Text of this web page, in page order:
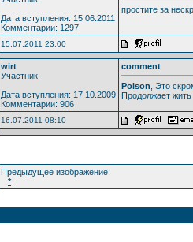
Дата вступления: 15.06.2011
Комментарии: 1297
простите за
15.07.2011 23:00
wirt
Участник
Дата вступления: 17.10.2009
Комментарии: 906
comment
Poison , Это
Продолжает
16.07.2011 08:10
Предыдущее изображение:
*